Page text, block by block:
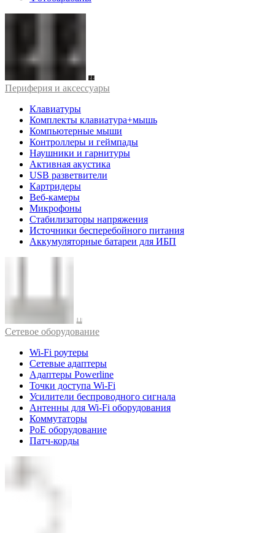
Периферия и аксессуары
Клавиатуры
Комплекты клавиатура+мышь
Компьютерные мыши
Контроллеры и геймпады
Наушники и гарнитуры
Активная акустика
USB разветвители
Картридеры
Веб-камеры
Микрофоны
Стабилизаторы напряжения
Источники бесперебойного питания
Аккумуляторные батареи для ИБП
Cетевое оборудование
Wi-Fi роутеры
Сетевые адаптеры
Адаптеры Powerline
Точки доступа Wi-Fi
Усилители беспроводного сигнала
Антенны для Wi-Fi оборудования
Коммутаторы
PoE оборудование
Патч-корды